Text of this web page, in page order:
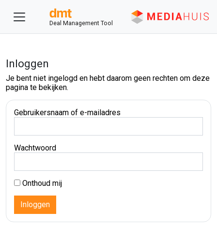
Deal Management Tool
Inloggen
Je bent niet ingelogd en hebt daarom geen rechten om deze
pagina te bekijken.
Gebruikersnaam of e-mailadres
Wachtwoord
Onthoud mij